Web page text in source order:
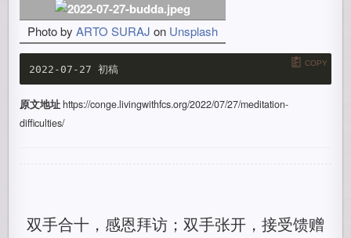
Photo byARTO SURAJ on Unsplash
COPY
原文地址https://conge.livingwithfcs.org/2022/07/27/meditation-
difficulties/
双手合十，感恩拜访；双手张开，接受馈赠